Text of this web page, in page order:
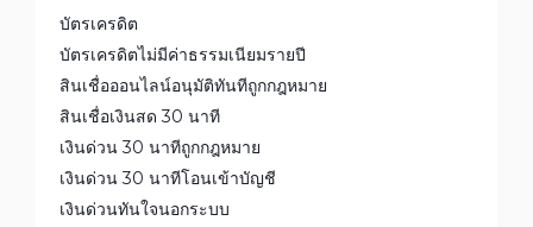
บัตรเครดิต
บัตรเครดิตไม่มีค่าธรรมเนียมรายปี
สินเชื่อออนไลน์อนุมัติทันทีถูกกฎหมาย
สินเชื่อเงินสด 30 นาที
เงินด่วน 30 นาทีถูกกฎหมาย
เงินด่วน 30 นาทีโอนเข้าบัญชี
เงินด่วนทันใจนอกระบบ